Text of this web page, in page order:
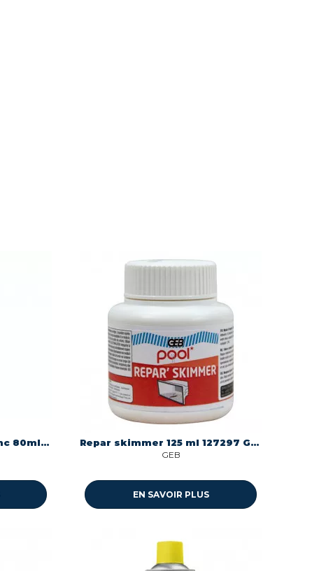
Pool mastic piscine blanc 80ml ms polymere neutre piscine Geb 590925 Repar skimmer 125 ml 127297 Geb 127297
GEB
EN SAVOIR PLUS